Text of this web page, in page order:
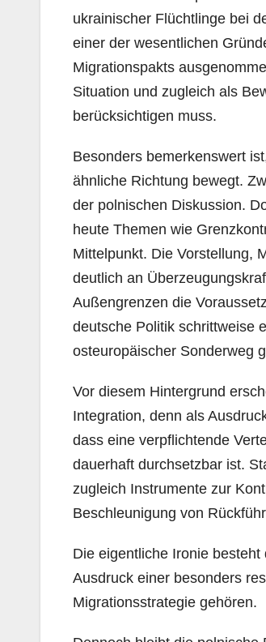
ukrainischer Flüchtlinge bei
einer der wesentlichen
Migrationspakts
Situation und zugleich als
berücksichtigen muss.
Besonders bemerkenswert
ähnliche Richtung bewegt.
der polnischen Diskussion.
heute Themen wie
Mittelpunkt. Die Vorstellung,
deutlich an
Außengrenzen die
deutsche Politik schrittweise
osteuropäischer Sonderweg
Vor diesem Hintergrund
Integration, denn als
dass eine verpflichtende
dauerhaft durchsetzbar ist.
zugleich Instrumente zur
Beschleunigung von
Die eigentliche Ironie
Ausdruck einer besonders
Migrationsstrategie gehören.